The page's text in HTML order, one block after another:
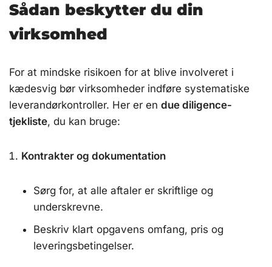
Sådan beskytter du din
virksomhed
For at mindske risikoen for at blive involveret i
kædesvig bør virksomheder indføre systematiske
leverandørkontroller. Her er en due diligence-
tjekliste, du kan bruge:
Kontrakter og dokumentation
Sørg for, at alle aftaler er skriftlige og
underskrevne.
Beskriv klart opgavens omfang, pris og
leveringsbetingelser.